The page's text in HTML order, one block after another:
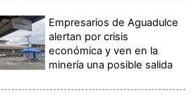
Empresarios de Aguadulce
alertan por crisis
económica y ven en la
minería una posible salida